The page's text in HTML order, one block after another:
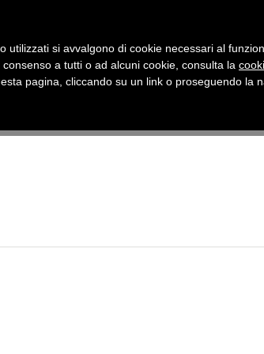
utilizzati si avvalgono di cookie necessari al
a tutti o ad alcuni cookie, consulta la
pagina, cliccando su un link o proseguendo la